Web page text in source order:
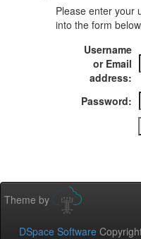
Please enter your
into the form
Username
or Email
address:
Password:
Theme by
DSpace Software